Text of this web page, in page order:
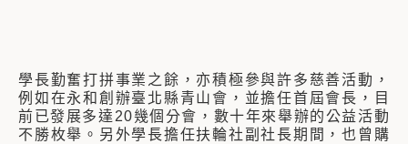
學長勤奮打拼事業之餘，亦積極參與許多慈善活動，
例如在永和創辦臺北縣青山會，並擔任首屆會長，目
前已發展多達20幾個分會，數十年來舉辦的公益活動
不勝枚舉。另外學長擔任扶輪社副社長期間，也曾購